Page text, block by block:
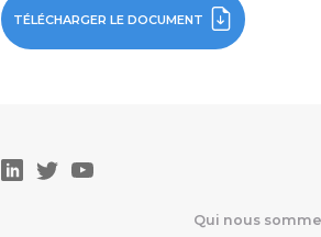
TÉLÉCHARGER LE DOCUMENT
Qui nous